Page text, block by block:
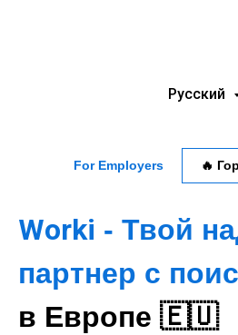
Русский
For Employers 🔥
Worki - Твой
партнер c
в Европе 🇪🇺